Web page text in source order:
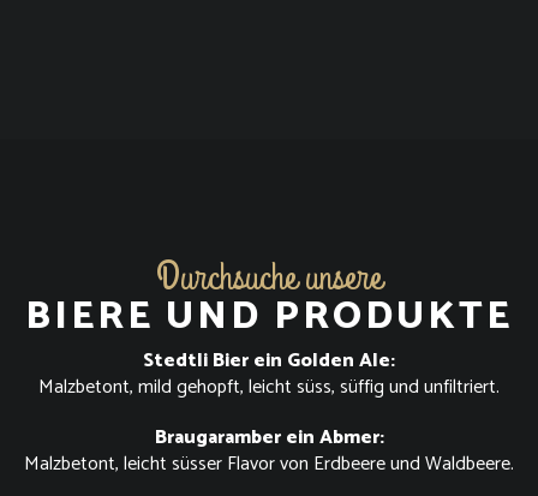
Durchsuche unsere
BIERE UND PRODUKTE
Stedtli Bier ein Golden Ale:
Malzbetont, mild gehopft, leicht süss, süffig und unfiltriert.
Braugaramber ein Abmer:
Malzbetont, leicht süsser Flavor von Erdbeere und Waldbeere.